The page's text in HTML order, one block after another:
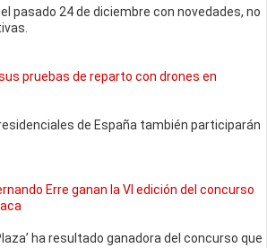
pasado 24 de diciembre con novedades, no
pruebas de reparto con drones en
de España también participarán
Erre ganan la VI edición del concurso
ha resultado ganadora del concurso que